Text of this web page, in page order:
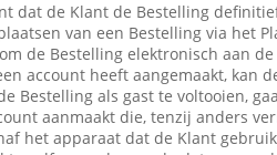
dat de Klant de Bestelling
van een Bestelling via het
de Bestelling elektronisch aan
account heeft aangemaakt, kan
Bestelling als gast te voltooien,
aanmaakt die, tenzij anders
het apparaat dat de Klant